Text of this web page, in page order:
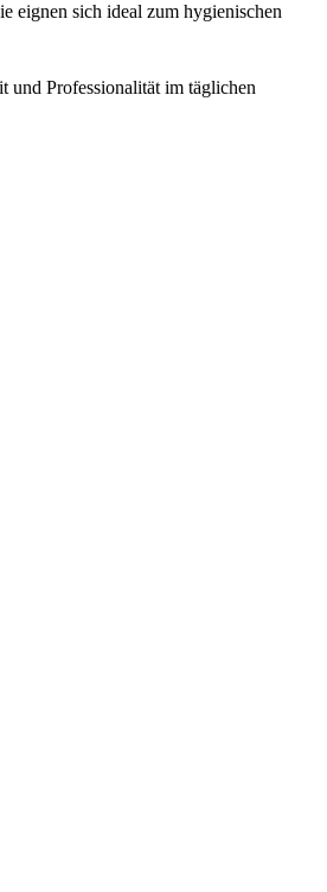
eignen sich ideal zum hygienischen
und Professionalität im täglichen